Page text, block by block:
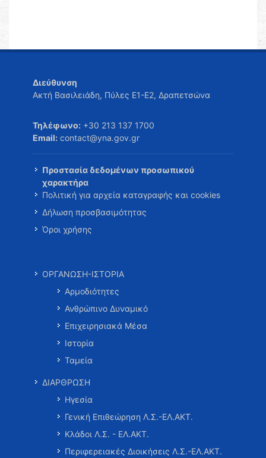
Διεύθυνση
Ακτή Βασιλειάδη, Πύλες Ε1-Ε2, Δραπετσώνα
Τηλέφωνο: +30 213 137 1700
Email: contact@yna.gov.gr
Προστασία δεδομένων προσωπικού
χαρακτήρα
Πολιτική για αρχεία καταγραφής και cookies
Δήλωση προσβασιμότητας
Όροι χρήσης
ΟΡΓΑΝΩΣΗ-ΙΣΤΟΡΙΑ
Αρμοδιότητες
Ανθρώπινο Δυναμικό
Επιχειρησιακά Μέσα
Ιστορία
Ταμεία
ΔΙΑΡΘΡΩΣΗ
Ηγεσία
Γενική Επιθεώρηση Λ.Σ.-ΕΛ.ΑΚΤ.
Κλάδοι Λ.Σ. - ΕΛ.ΑΚΤ.
Περιφερειακές Διοικήσεις Λ.Σ.-ΕΛ.ΑΚΤ.